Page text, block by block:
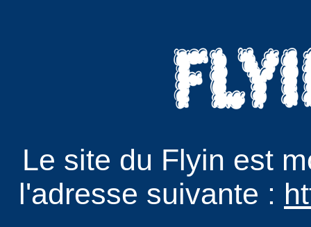
Le site du Flyin est
l'adresse suivante :